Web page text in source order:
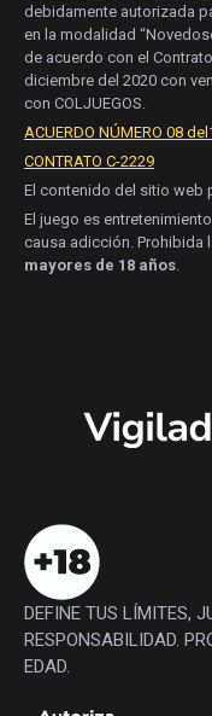
debidamente autorizada
en la modalidad
de acuerdo con el
diciembre del 2020 con
con COLJUEGOS.
ACUERDO NÚMERO 08
CONTRATO C-2229
El contenido del sitio web
El juego es
causa adicción. Prohibida
mayores de 18 años
DEFINE TUS LÍMITES,
RESPONSABILIDAD.
EDAD.